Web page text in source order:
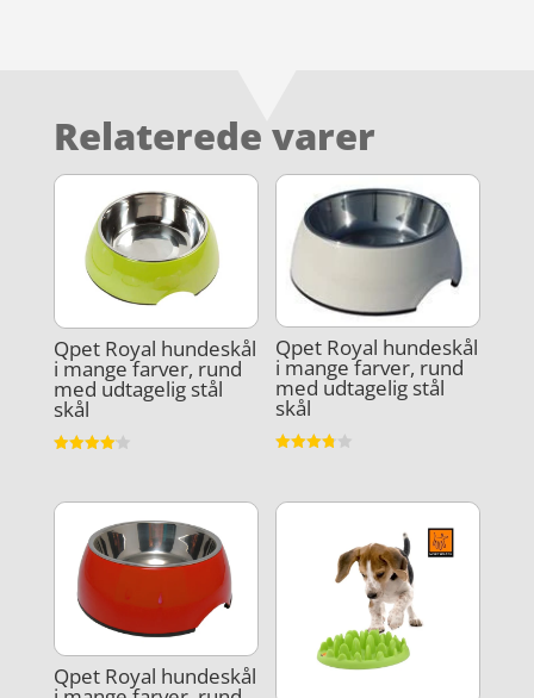
Relaterede varer
Qpet Royal hundeskål
i mange farver, rund
med udtagelig stål
skål
Qpet Royal hundeskål
i mange farver, rund
med udtagelig stål
skål
Qpet Royal hundeskål